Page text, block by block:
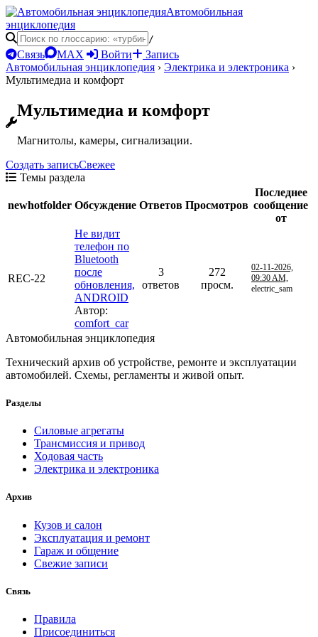
Автомобильная
энциклопедия
/
Связь MAX Войти
Запись
Автомобильная энциклопедия › Электрика и электроника ›
Мультимедиа и комфорт
Мультимедиа и комфорт
Магнитолы, камеры, сигнализации.
Создать записьСвежее
Темы раздела
newhotfolder Обсуждение Ответов Просмотров
Последнее
сообщение
от
REC-22
Не видит
телефон по
Bluetooth
после
обновления,
ANDROID
Автор:
comfort_car
3
ответов
272
просм.
02-11-2026,
09:30 AM,
electric_sam
Автомобильная энциклопедия
Технический архив об устройстве, ремонте и эксплуатации
автомобилей. Схемы, регламенты и живой опыт.
Разделы
Силовые агрегаты
Трансмиссия и привод
Ходовая часть
Электрика и электроника
Архив
Кузов и салон
Эксплуатация и ремонт
Гараж и общение
Свежие записи
Связь
Правила
Присоединиться